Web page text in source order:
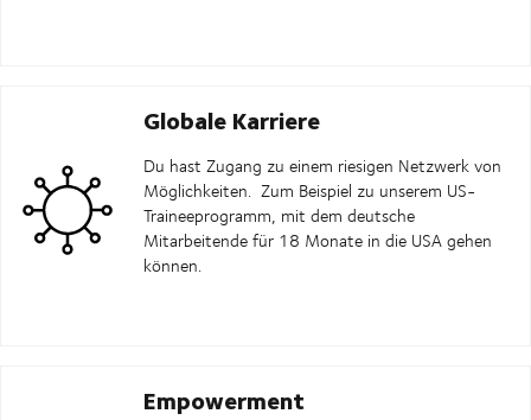
Globale Karriere
Du hast Zugang zu einem riesigen Netzwerk von
Möglichkeiten. Zum Beispiel zu unserem US-
Traineeprogramm, mit dem deutsche
Mitarbeitende für 18 Monate in die USA gehen
können.
Empowerment